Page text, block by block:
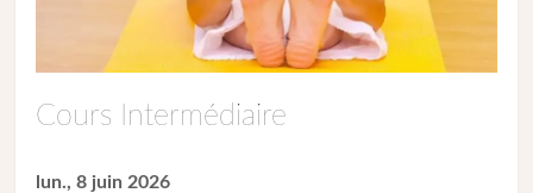
Cours Intermédiaire
lun., 8 juin 2026